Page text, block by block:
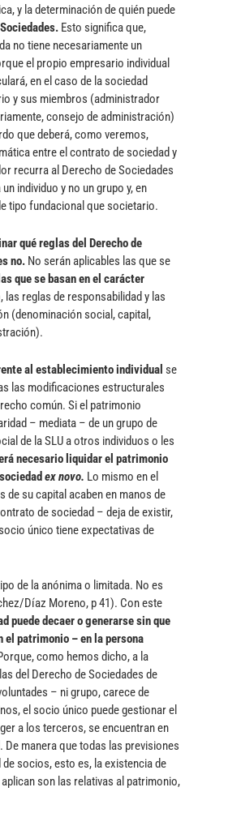
y la determinación de quién puede
Esto significa que,
no tiene necesariamente un
el propio empresario individual
en el caso de la sociedad
y sus miembros (administrador
consejo de administración)
que deberá, como veremos,
entre el contrato de sociedad y
recurra al Derecho de Sociedades
individuo y no un grupo y, en
tipo fundacional que societario.
qué reglas del Derecho de
no. No serán aplicables las que se
las que se basan en el carácter
reglas de responsabilidad y las
(denominación social, capital,
al establecimiento individual se
las modificaciones estructurales
común. Si el patrimonio
– mediata – de un grupo de
de la SLU a otros individuos o les
necesario liquidar el patrimonio
ex novo. Lo mismo en el
de su capital acaben en manos de
de sociedad – deja de existir,
único tiene expectativas de
de la anónima o limitada. No es
Díaz Moreno, p 41). Con este
puede decaer o generarse sin que
el patrimonio – en la persona
como hemos dicho, a la
del Derecho de Sociedades de
– ni grupo, carece de
el socio único puede gestionar el
a los terceros, se encuentran en
De manera que todas las previsiones
socios, esto es, la existencia de
son las relativas al patrimonio,